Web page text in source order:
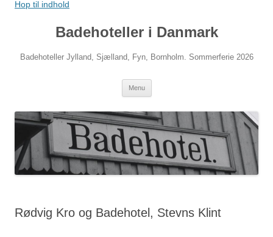
Hop til indhold
Badehoteller i Danmark
Badehoteller Jylland, Sjælland, Fyn, Bornholm. Sommerferie 2026
Menu
Rødvig Kro og Badehotel, Stevns Klint